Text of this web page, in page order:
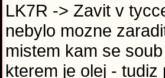
LK7R -> Zavit v
nebylo mozne
mistem kam se
kterem je olej -